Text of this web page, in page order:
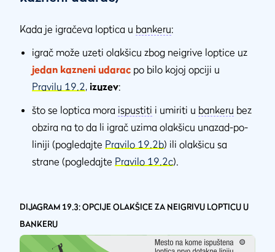
Kada je igračeva loptica u bankeru:
igrač može uzeti olakšicu zbog neigrive loptice uz
jedan kazneni udarac po bilo kojoj opciji u
Pravilu 19.2, izuzev:
što se loptica mora ispustiti i umiriti u bankeru bez
obzira na to da li igrač uzima olakšicu unazad-po-
liniji (pogledajte Pravilo 19.2b) ili olakšicu sa
strane (pogledajte Pravilo 19.2c).
DIJAGRAM 19.3: OPCIJE OLAKŠICE ZA NEIGRIVU LOPTICU U
BANKERU